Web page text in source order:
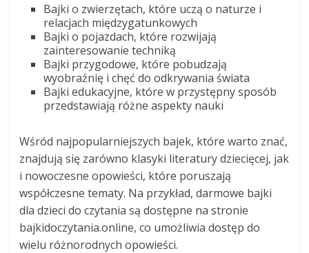
Bajki o zwierzętach, które uczą o naturze i
relacjach międzygatunkowych
Bajki o pojazdach, które rozwijają
zainteresowanie techniką
Bajki przygodowe, które pobudzają
wyobraźnię i chęć do odkrywania świata
Bajki edukacyjne, które w przystępny sposób
przedstawiają różne aspekty nauki
Wśród najpopularniejszych bajek, które warto znać,
znajdują się zarówno klasyki literatury dziecięcej, jak
i nowoczesne opowieści, które poruszają
współczesne tematy. Na przykład, darmowe bajki
dla dzieci do czytania są dostępne na stronie
bajkidoczytania.online, co umożliwia dostęp do
wielu różnorodnych opowieści.